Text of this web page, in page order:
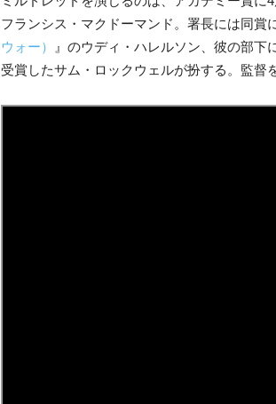
フランシス・マクドーマンド。署長には同賞
ウォー）
』のウディ・ハレルソン、彼の部下
受賞したサム・ ロックウェルが扮する。監督